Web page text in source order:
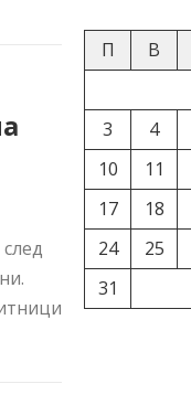
П
В
3
4
10
11
17
18
24
25
31